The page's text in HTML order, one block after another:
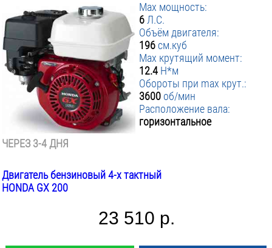
Max мощность:
6 Л.С.
Объём двигателя:
196см.куб
Max крутящий момент:
12.4 Н*м
Обороты при max крут.:
3600 об/мин
Расположение вала:
горизонтальное
ЧЕРЕЗ 3-4 ДНЯ
Двигатель бензиновый 4-х тактный
HONDA GX 200
23 510 р.